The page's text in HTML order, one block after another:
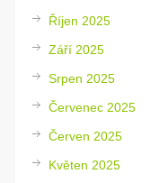
Říjen 2025
Září 2025
Srpen 2025
Červenec 2025
Červen 2025
Květen 2025